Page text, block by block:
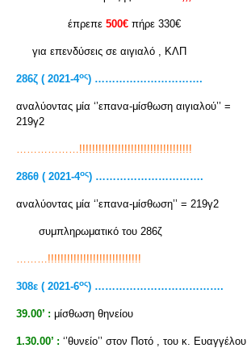
έπρεπε 500€ πήρε 330€
για επενδύσεις σε αιγιαλό , ΚΛΠ
286ζ ( 2021-4ος) ………………………….
αναλύοντας μία ‘’επανα-μίσθωση αιγιαλού’’ =
219γ2
………………!!!!!!!!!!!!!!!!!!!!!!!!!!!!!!!!!!!
286θ ( 2021-4ος) ………………………….
αναλύοντας μία ‘’επανα-μίσθωση’’ = 219γ2
συμπληρωματικό του 286ζ
………!!!!!!!!!!!!!!!!!!!!!!!!!!!!!
308ε ( 2021-6ος) ……………………………….
39.00’ : μίσθωση θηνείου
1.30.00’ : ‘’θυνείο’’ στον Ποτό , του κ. Ευαγγέλου